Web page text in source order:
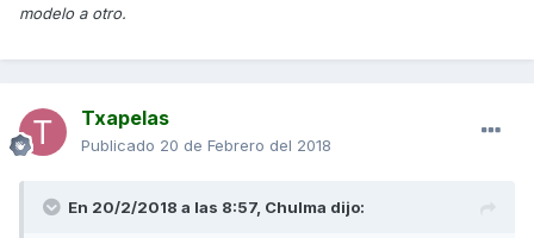
modelo a otro.
Txapelas
Publicado 20 de Febrero del 2018
En 20/2/2018 a las 8:57, Chulma dijo: